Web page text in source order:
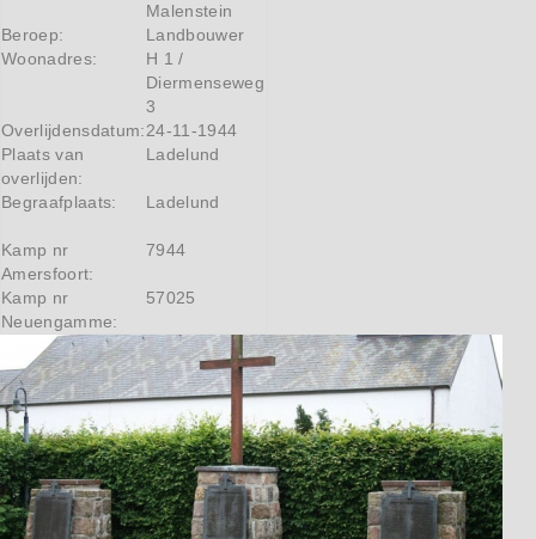
Malenstein
Beroep:
Landbouwer
Woonadres:
H 1 /
Diermenseweg
3
Overlijdensdatum:24-11-1944
Plaats van
overlijden:
Ladelund
Begraafplaats: Ladelund
Kamp nr
Amersfoort:
7944
Kamp nr
Neuengamme:
57025